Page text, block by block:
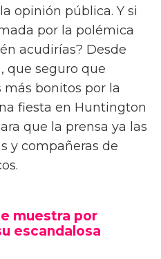
opinión pública. Y si
por la polémica
acudirías? Desde
que seguro que
más bonitos por la
fiesta en Huntington
que la prensa ya las
y compañeras de
muestra por
escandalosa